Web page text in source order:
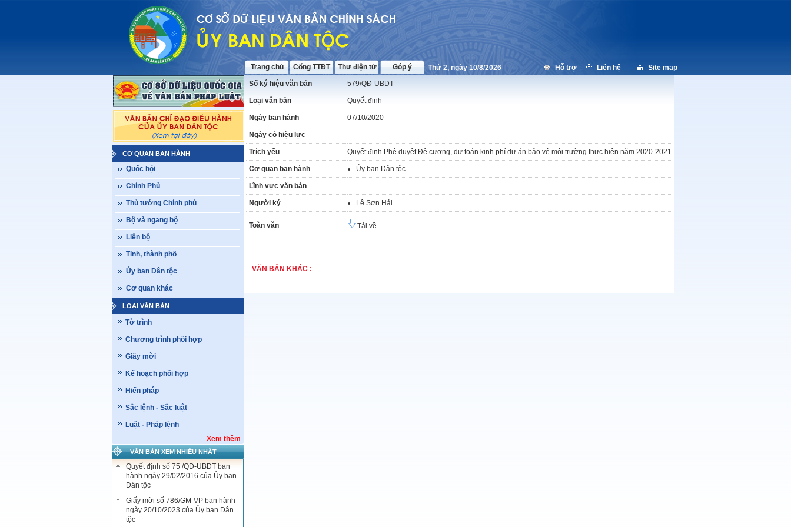
Trang chủ Cổng TTĐT Thư điện tử Góp ý Thứ 2, ngày 10/8/2026 Hỗ trợ Liên hệ Site map
CƠ QUAN BAN HÀNH
Quốc hội
Chính Phủ
Thủ tướng Chính phủ
Bộ và ngang bộ
Liên bộ
Tỉnh, thành phố
Ủy ban Dân tộc
Cơ quan khác
LOẠI VĂN BẢN
Tờ trình
Chương trình phối hợp
Giấy mời
Kế hoạch phối hợp
Hiến pháp
Sắc lệnh - Sắc luật
Luật - Pháp lệnh
Xem thêm
VĂN BẢN XEM NHIỀU NHẤT
Quyết định số 75 /QĐ-UBDT ban
hành ngày 29/02/2016 của Ủy ban
Dân tộc
Giấy mời số 786/GM-VP ban hành
ngày 20/10/2023 của Ủy ban Dân
tộc
Số ký hiệu văn bản 579/QĐ-UBDT
Loại văn bản Quyết định
Ngày ban hành 07/10/2020
Ngày có hiệu lực
Trích yếu Quyết định Phê duyệt Đề cương, dự toán kinh phí dự án bảo vệ môi trường thực hiện năm 2020-2021
Cơ quan ban hành Ủy ban Dân tộc
Lĩnh vực văn bản
Người ký Lê Sơn Hải
Toàn văn Tải về
VĂN BẢN KHÁC :